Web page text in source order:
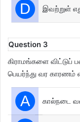
D இவற்றுள்
Question 3
கிராமங்களை விட்டுப்
பெயர்ந்து வர
A கால்நடை